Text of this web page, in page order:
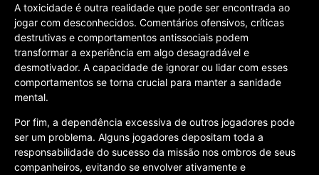
A toxicidade é outra realidade que pode ser encontrada ao
jogar com desconhecidos. Comentários ofensivos, críticas
destrutivas e comportamentos antissociais podem
transformar a experiência em algo desagradável e
desmotivador. A capacidade de ignorar ou lidar com esses
comportamentos se torna crucial para manter a sanidade
mental.
Por fim, a dependência excessiva de outros jogadores pode
ser um problema. Alguns jogadores depositam toda a
responsabilidade do sucesso da missão nos ombros de seus
companheiros, evitando se envolver ativamente e